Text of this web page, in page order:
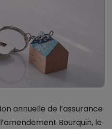
annuelle de l’assurance
Bourquin, le